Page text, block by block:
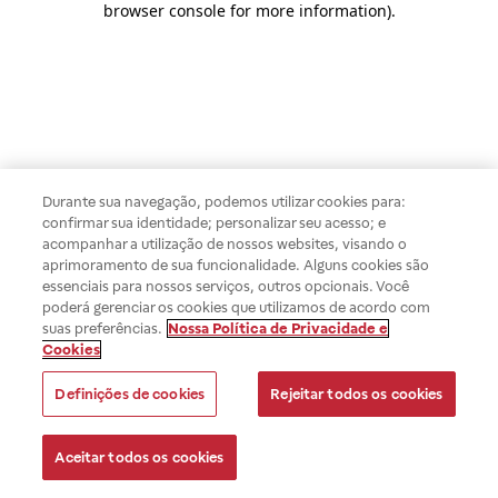
browser console for more information).
Durante sua navegação, podemos utilizar cookies para:
confirmar sua identidade; personalizar seu acesso; e
acompanhar a utilização de nossos websites, visando o
aprimoramento de sua funcionalidade. Alguns cookies são
essenciais para nossos serviços, outros opcionais. Você
poderá gerenciar os cookies que utilizamos de acordo com
suas preferências. Nossa Política de Privacidade e
Cookies
Definições de cookies Rejeitar todos os cookies
Aceitar todos os cookies